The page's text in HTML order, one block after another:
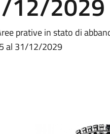
prative in stato di
al 31/12/2029